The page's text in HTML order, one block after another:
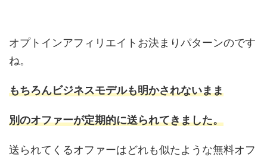
オプトインアフィリエイトお決まりパターンのです
ね。
もちろんビジネスモデルも明かされないまま
別のオファーが定期的に送られてきました。
送られてくるオファーはどれも似たような無料オフ